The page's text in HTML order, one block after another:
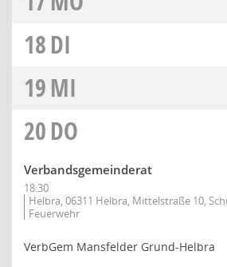
18DI
19MI
20DO
Verbandsgemeinderat
18:30
Helbra, 06311 Helbra, Mittelstraße 10,
Feuerwehr
VerbGem Mansfelder Grund-Helbra